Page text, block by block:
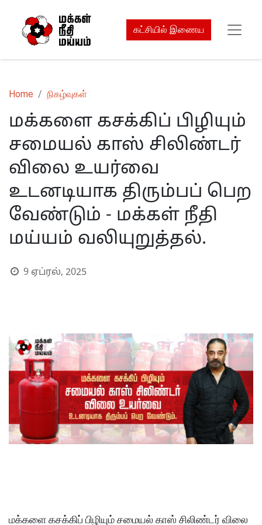
கட்சியில் இணைய
Home நிகழ்வுகள்
மக்களை கசக்கிப் பிழியும்
சமையல் காஸ் சிலிண்டர்
விலை உயர்வை
உடனடியாக திரும்பப் பெற
வேண்டும் - மக்கள் நீதி
மய்யம் வலியுறுத்தல்.
9 ஏப்ரல், 2025
மக்களை கசக்கிப் பிழியும் சமையல் காஸ் சிலிண்டர் விலை